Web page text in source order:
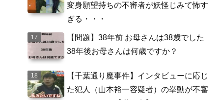
変身願望持ちの不審者が妖怪じみて怖す
ぎる・・・
【問題】38年前 お母さんは38歳でした
38年後お母さんは何歳ですか？
【千葉通り魔事件】インタビューに応じ
た犯人（山本裕一容疑者）の挙動が不審